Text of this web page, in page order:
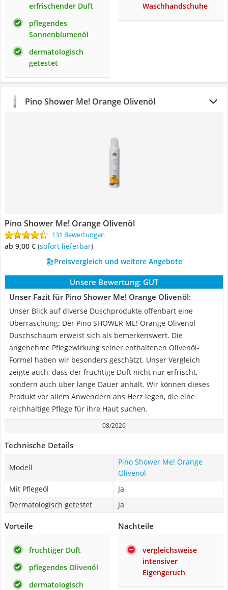
erfrischender Duft
pflegendes
Sonnenblumenöl
dermatologisch
getestet
Waschhandschuhe
Pino Shower Me! Orange Olivenöl
Pino Shower Me! Orange Olivenöl
131 Bewertungen
ab 9,00 € ( Sofort lieferbar)
Preisvergleich und weitere Angebote
Unsere Bewertung: GUT
Unser Fazit für Pino Shower Me! Orange Olivenöl:
Unser Blick auf diverse Duschprodukte offenbart eine
Überraschung: Der Pino SHOWER ME! Orange Olivenöl
Duschschaum erweist sich als bemerkenswert. Die
angenehme Pflegewirkung seiner enthaltenen Olivenöl-
Formel haben wir besonders geschätzt. Unser Vergleich
zeigte auch, dass der fruchtige Duft nicht nur erfrischt,
sondern auch über lange Dauer anhält. Wir können dieses
Produkt vor allem Anwendern ans Herz legen, die eine
reichhaltige Pflege für ihre Haut suchen.
08/2026
Technische Details
Modell
Pino Shower Me! Orange
Olivenöl
Mit Pflegeöl
Ja
Dermatologisch getestet
Ja
Vorteile
fruchtiger Duft
pflegendes Olivenöl
dermatologisch
Nachteile
vergleichsweise
intensiver
Eigengeruch